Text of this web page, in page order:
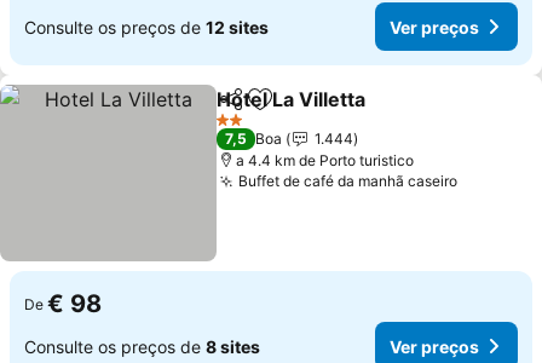
Consulte os preços de 12 sites Ver preços
PartilharAdicionar aos favoritos
Hotel La Villetta
2 Estrelas
7,5 Boa
1.444
a 4.4 km de Porto turistico
Buffet de café da manhã caseiro
De € 98
Consulte os preços de 8 sites Ver preços